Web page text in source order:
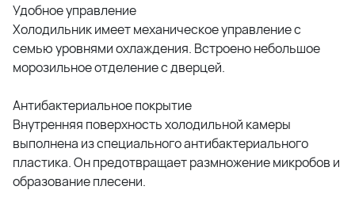
Удобное управление
Холодильник имеет механическое управление с
семью уровнями охлаждения. Встроено небольшое
морозильное отделение с дверцей.
Антибактериальное покрытие
Внутренняя поверхность холодильной камеры
выполнена из специального антибактериального
пластика. Он предотвращает размножение микробов и
образование плесени.